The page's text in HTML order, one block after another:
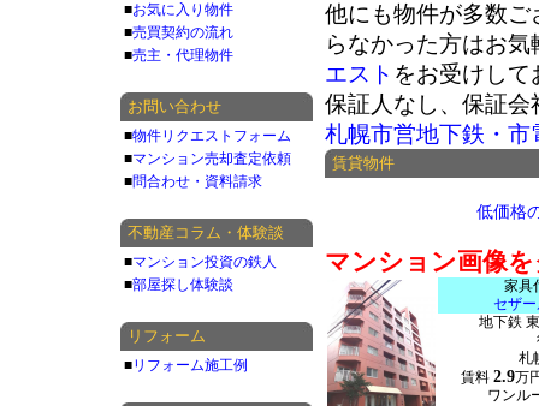
他にも物件が多数
らなかった方はお
エスト をお受けして
保証人なし、保証
札幌市営地下鉄・市
賃貸物件
低価格
マンション画像
家具
セザ
地下鉄
札
賃料 2.9万
ワンル
■お気に入り物件
■売買契約の流れ
■売主・代理物件
お問い合わせ
■物件リクエストフォーム
■マンション売却査定依頼
■問合わせ・資料請求
不動産コラム・体験談
■マンション投資の鉄人
■部屋探し体験談
リフォーム
■リフォーム施工例